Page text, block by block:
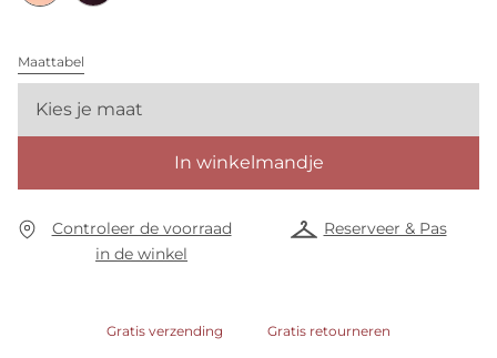
Maattabel
Kies je maat
In winkelmandje
Controleer de voorraad
in de winkel
Reserveer & Pas
Gratis verzending Gratis retourneren